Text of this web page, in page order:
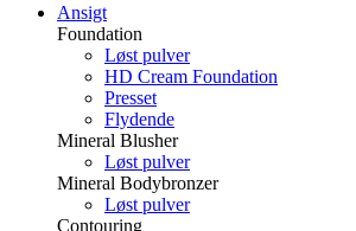
Ansigt
Foundation
Løst pulver
HD Cream Foundation
Presset
Flydende
Mineral Blusher
Løst pulver
Mineral Bodybronzer
Løst pulver
Contouring